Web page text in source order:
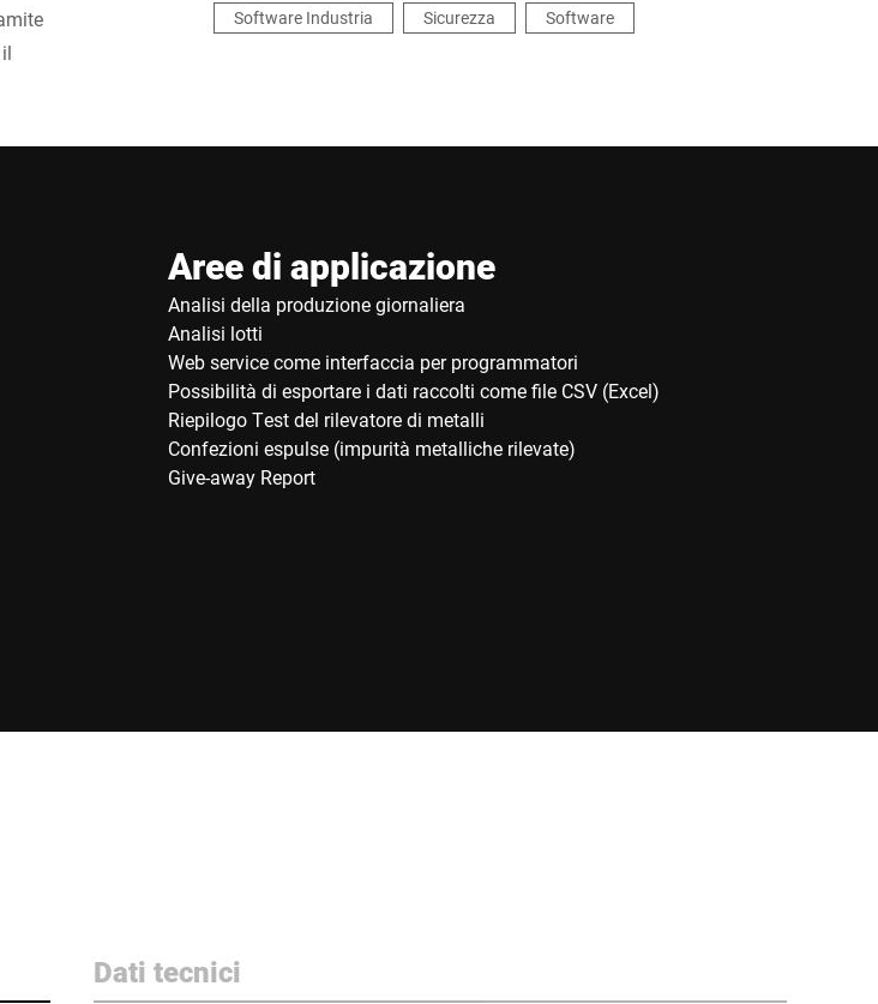
Software Industria
Sicurezza Software
Aree di applicazione
Analisi della produzione giornaliera
Analisi lotti
Web service come interfaccia per programmatori
Possibilità di esportare i dati raccolti come file CSV (Excel)
Riepilogo Test del rilevatore di metalli
Confezioni espulse (impurità metalliche rilevate)
Give-away Report
Dati tecnici